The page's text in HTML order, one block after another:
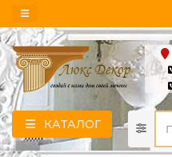
КАТАЛОГ